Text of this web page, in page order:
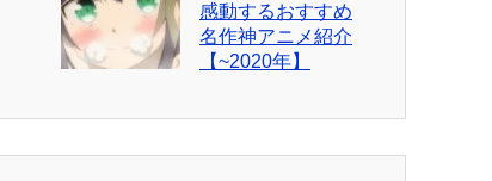
感動するおすすめ
名作神アニメ紹介
【~2020年】